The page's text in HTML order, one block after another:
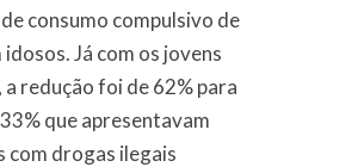
consumo compulsivo de
idosos. Já com os jovens
redução foi de 62% para
que apresentavam
com drogas ilegais